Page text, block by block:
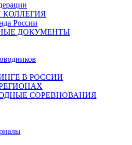
КОЛЛЕГИЯ
России
ДОКУМЕНТЫ
В РОССИИ
СОРЕВНОВАНИЯ